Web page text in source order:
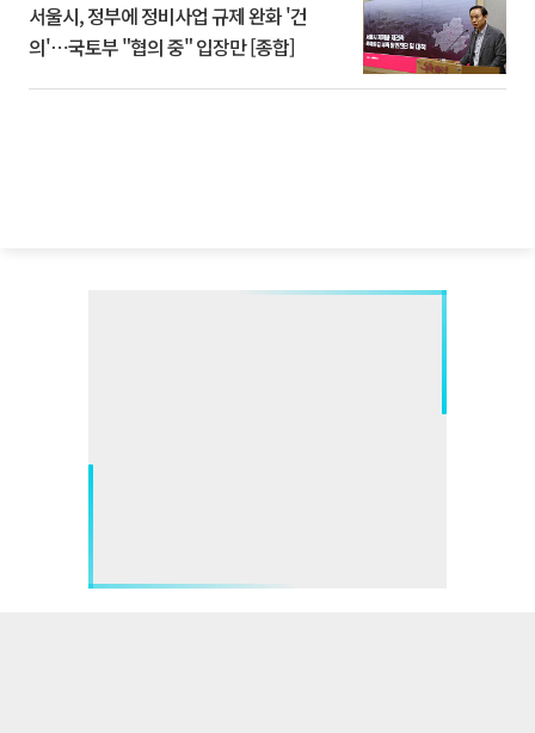
서울시, 정부에 정비사업 규제 완화 '건
의'⋯국토부 "협의 중" 입장만 [종합]